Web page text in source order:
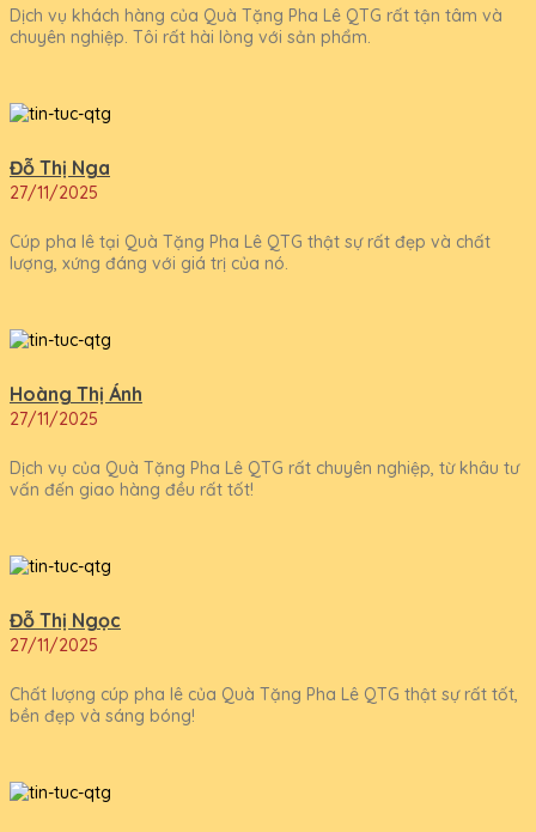
Dịch vụ khách hàng của Quà Tặng Pha Lê QTG rất tận tâm và
chuyên nghiệp. Tôi rất hài lòng với sản phẩm.
Đỗ Thị Nga
27/11/2025
Cúp pha lê tại Quà Tặng Pha Lê QTG thật sự rất đẹp và chất
lượng, xứng đáng với giá trị của nó.
Hoàng Thị Ánh
27/11/2025
Dịch vụ của Quà Tặng Pha Lê QTG rất chuyên nghiệp, từ khâu tư
vấn đến giao hàng đều rất tốt!
Đỗ Thị Ngọc
27/11/2025
Chất lượng cúp pha lê của Quà Tặng Pha Lê QTG thật sự rất tốt,
bền đẹp và sáng bóng!